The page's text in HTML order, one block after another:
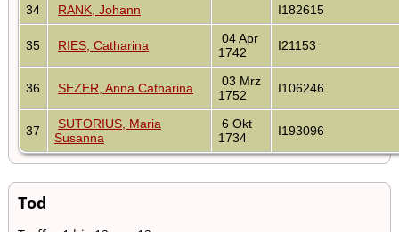
34 RANK, Johann I182615
35 RIES, Catharina
04 Apr
1742
I21153
36 SEZER, Anna Catharina
03 Mrz
1752
I106246
37
SUTORIUS, Maria
Susanna
6 Okt
1734
I193096
Tod